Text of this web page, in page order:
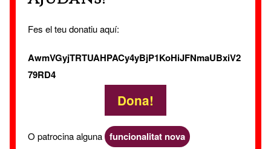
Fes el teu donatiu aquí:
AwmVGyjTRTUAHPACy4yBjP1KoHiJFNmaUBxiV2
79RD4
Dona!
O patrocina alguna funcionalitat nova